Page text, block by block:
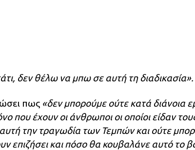
δεν θέλω να μπω σε αυτή τη διαδικασία».
πως «δεν μπορούμε ούτε κατά διάνοια
που έχουν οι άνθρωποι οι οποίοι είδαν
την τραγωδία των Τεμπών και ούτε
επιζήσει και πόσο θα κουβαλάνε αυτό το